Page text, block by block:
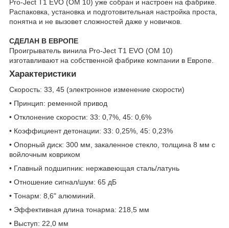
Pro-Ject T1 EVO (OM 10) уже собран и настроен на фабрике.
Распаковка, установка и подготовительная настройка проста,
понятна и не вызовет сложностей даже у новичков.
СДЕЛАН В ЕВРОПЕ
Проигрыватель винила Pro-Ject T1 EVO (OM 10)
изготавливают на собственной фабрике компании в Европе.
Характеристики
Скорость: 33, 45 (электронное изменение скорости)
• Принцип: ременной привод
• Отклонение скорости: 33: 0,7%, 45: 0,6%
• Коэффициент детонации: 33: 0,25%, 45: 0,23%
• Опорный диск: 300 мм, закаленное стекло, толщина 8 мм с
войлочным ковриком
• Главный подшипник: нержавеющая сталь/латунь
• Отношение сигнал/шум: 65 дБ
• Тонарм: 8,6" алюминий.
• Эффективная длина тонарма: 218,5 мм
• Выступ: 22,0 мм